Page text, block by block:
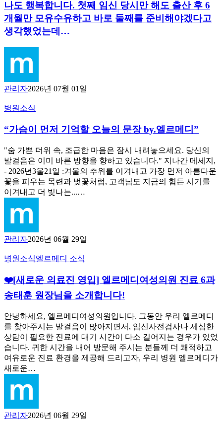
리
고
싶
을
씁
니
다.
차
실
로
힘
들
었
을
장
님
께
서
해
신
뜻
한
위
로
의
전
분
에
마
지
막
고
생
각
하
그
동
안
애
써
주
신
원
장
간
사
생
님
과
헤
어
진
다
는
생
각
아
쉽
께
두
번
째
쓸
수
게
어
말
너
무
나
도
행
복
합
니
다.
째
신
당
만
해
도
출
산
후
개
만
모
나도 행복합니다. 첫째 임신 당시만 해도 출산 후 6
개월만 모유수유하고 바로 둘째를 준비해야겠다고
생각했었는데…
관리자2026년 07월 01일
“가
이
저
기
억
할
오
문
장
by.
르
디”
병원소식
“가슴이 먼저 기억할 오늘의 문장 by.엘르메디”
"숨 가쁜 더위 속, 조급한 마음은 잠시 내려놓으세요. 당신의
발걸음은 이미 바른 방향을 향하고 있습니다." 지나간 메세지,
- 2026년3울21일 :겨울의 추위를 이겨내고 가장 먼저 아름다운
꽃을 피우는 목련과 벚꽃처럼, 고객님도 지금의 힘든 시기를
이겨내고 더 빛나는...…
관리자2026년 06월 29일
❤️
로
운
의
료
진
영
입]
엘
르
메
디
성
의
병원소식엘르메디 소식
❤️[새로운 의료진 영입] 엘르메디여성의원 진료 6과
송태훈 원장님을 소개합니다!
안녕하세요, 엘르메디여성의원입니다. 그동안 우리 엘르메디
를 찾아주시는 발걸음이 많아지면서, 임신사전검사나 세심한
상담이 필요한 진료에 대기 시간이 다소 길어지는 경우가 있었
습니다. 귀한 시간을 내어 방문해 주시는 분들께 더 쾌적하고
여유로운 진료 환경을 제공해 드리고자, 우리 병원 엘르메디가
새로운…
관리자2026년 06월 29일